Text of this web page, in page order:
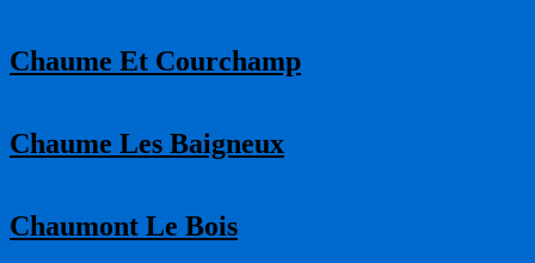
Chaume Et Courchamp
Chaume Les Baigneux
Chaumont Le Bois